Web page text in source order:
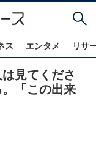
ス エンタメ リサ
見てくださ
「この出来